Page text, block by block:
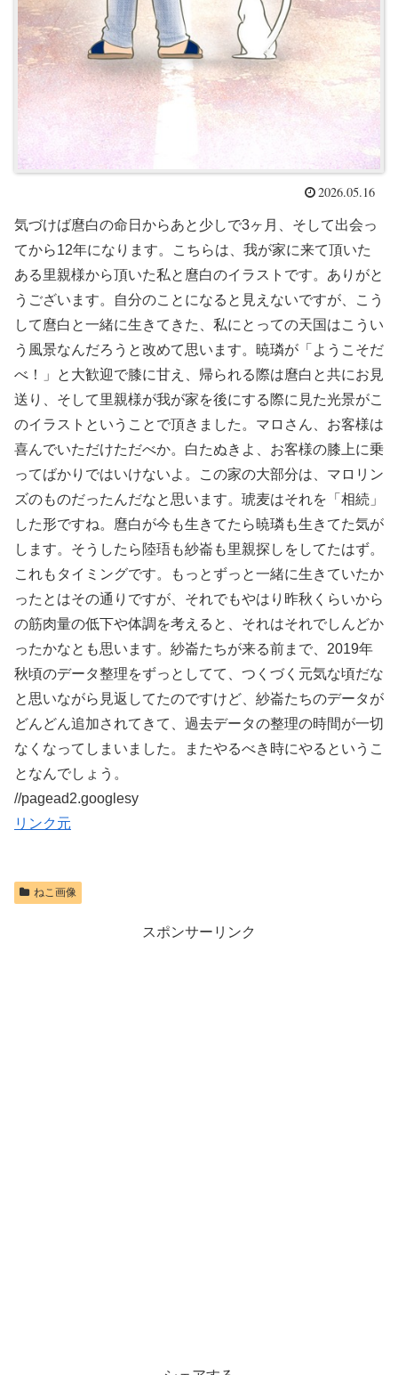
2026.05.16
気づけば麿白の命日からあと少しで3ヶ月、そして出会っ
てから12年になります。こちらは、我が家に来て頂いた
ある里親様から頂いた私と麿白のイラストです。ありがと
うございます。自分のことになると見えないですが、こう
して麿白と一緒に生きてきた、私にとっての天国はこうい
う風景なんだろうと改めて思います。暁璘が「ようこそだ
べ！」と大歓迎で膝に甘え、帰られる際は麿白と共にお見
送り、そして里親様が我が家を後にする際に見た光景がこ
のイラストということで頂きました。マロさん、お客様は
喜んでいただけただべか。白たぬきよ、お客様の膝上に乗
ってばかりではいけないよ。この家の大部分は、マロリン
ズのものだったんだなと思います。琥麦はそれを「相続」
した形ですね。麿白が今も生きてたら暁璘も生きてた気が
します。そうしたら陸珸も紗崙も里親探しをしてたはず。
これもタイミングです。もっとずっと一緒に生きていたか
ったとはその通りですが、それでもやはり昨秋くらいから
の筋肉量の低下や体調を考えると、それはそれでしんどか
ったかなとも思います。紗崙たちが来る前まで、2019年
秋頃のデータ整理をずっとしてて、つくづく元気な頃だな
と思いながら見返してたのですけど、紗崙たちのデータが
どんどん追加されてきて、過去データの整理の時間が一切
なくなってしまいました。またやるべき時にやるというこ
となんでしょう。
//pagead2.googlesy
リンク元
ねこ画像
スポンサーリンク